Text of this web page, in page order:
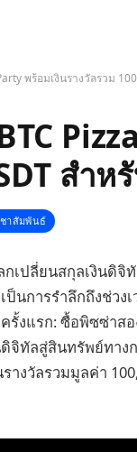
พร้อมเงินรางวัลรวม
สำห
าสัมพันธ์
เปลี่ยนสกุลเงินดิจิ
ป็นการรำลึกถึงช่วง
งแรก: ซื้อพิซซ่าสอ
ทัลสู่สินทรัพย์ทาง
งวัลรวมมูลค่า